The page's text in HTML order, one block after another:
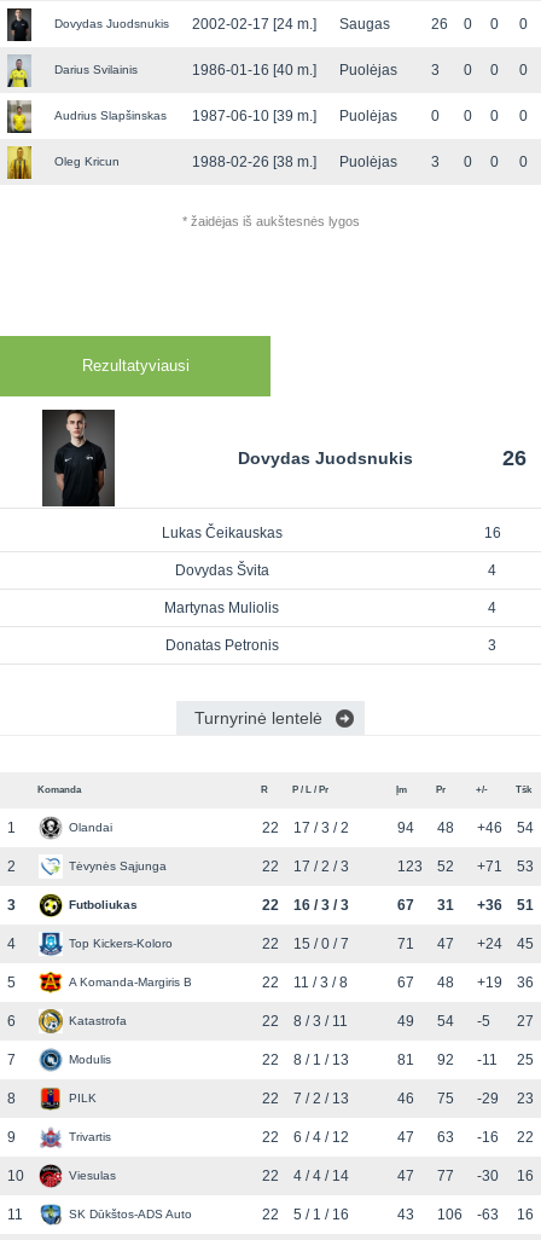
Dovydas Juodsnukis 2002-02-17 [24 m.] Saugas 26 0 0 0
Darius Svilainis 1986-01-16 [40 m.] Puolėjas 3 0 0 0
Audrius Slapšinskas 1987-06-10 [39 m.] Puolėjas 0 0 0 0
Oleg Kricun 1988-02-26 [38 m.] Puolėjas 3 0 0 0
* žaidėjas iš aukštesnės lygos
Rezultatyviausi
Dovydas Juodsnukis 26
Lukas Čeikauskas 16
Dovydas Švita 4
Martynas Muliolis 4
Donatas Petronis 3
Turnyrinė lentelė
Komanda R P / L / Pr Įm Pr +/- Tšk
1 Olandai 22 17 / 3 / 2 94 48 +46 54
2 Tėvynės Sąjunga 22 17 / 2 / 3 123 52 +71 53
3 Futboliukas 22 16 / 3 / 3 67 31 +36 51
4 Top Kickers-Koloro 22 15 / 0 / 7 71 47 +24 45
5 A Komanda-Margiris B 22 11 / 3 / 8 67 48 +19 36
6 Katastrofa 22 8 / 3 / 11 49 54 -5 27
7 Modulis 22 8 / 1 / 13 81 92 -11 25
8 PILK 22 7 / 2 / 13 46 75 -29 23
9 Trivartis 22 6 / 4 / 12 47 63 -16 22
10 Viesulas 22 4 / 4 / 14 47 77 -30 16
11 SK Dūkštos-ADS Auto 22 5 / 1 / 16 43 106 -63 16